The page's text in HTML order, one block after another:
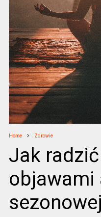
Home Zdrowie
Jak
objawami